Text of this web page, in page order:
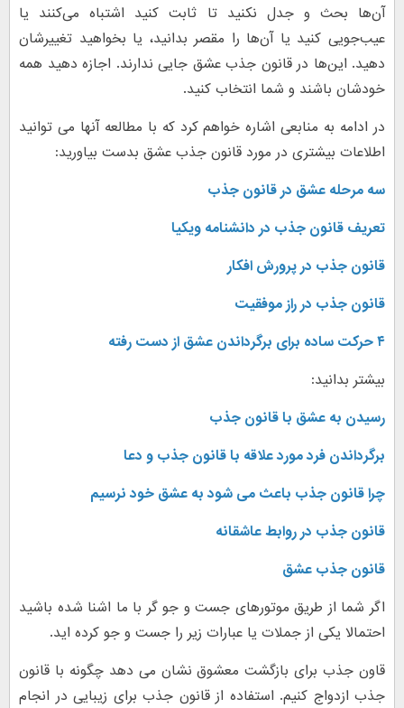
آ‌ن‌ها بحث و جدل نکنید تا ثابت کنید اشتباه می‌کنند یا
عیب‌جویی کنید یا آن‌ها را مقصر بدانید، یا بخواهید تغییرشان
دهید. این‌ها در قانون جذب عشق جایی ندارند. اجازه دهید همه
خودشان باشند و شما انتخاب کنید.
در ادامه به منابعی اشاره خواهم کرد که با مطالعه آنها می توانید
اطلاعات بیشتری در مورد قانون جذب عشق بدست بیاورید:
سه مرحله عشق در قانون جذب
تعریف قانون جذب در دانشنامه ویکیا
قانون جذب در پرورش افکار
قانون جذب در راز موفقیت
۴ حرکت ساده برای برگرداندن عشق از دست رفته
بیشتر بدانید:
رسیدن به عشق با قانون جذب
برگرداندن فرد مورد علاقه با قانون جذب و دعا
چرا قانون جذب باعث می شود به عشق خود نرسیم
قانون جذب در روابط عاشقانه
قانون جذب عشق
اگر شما از طریق موتورهای جست و جو گر با ما اشنا شده باشید
احتمالا یکی از جملات یا عبارات زیر را جست و جو کرده اید.
قاون جذب برای بازگشت معشوق نشان می دهد چگونه با قانون
جذب ازدواج کنیم. استفاده از قانون جذب برای زیبایی در انجام